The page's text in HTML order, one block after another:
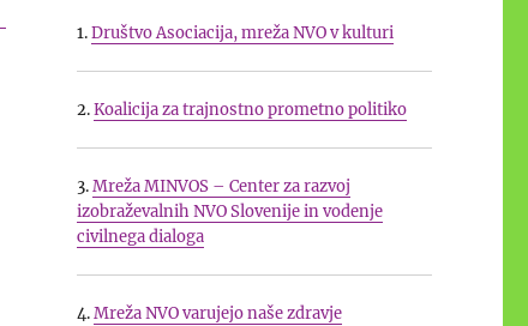
1.Društvo Asociacija, mreža NVO v kulturi
2.Koalicija za trajnostno prometno politiko
3.Mreža MINVOS – Center za razvoj
izobraževalnih NVO Slovenije in vodenje
civilnega dialoga
4.Mreža NVO varujejo naše zdravje